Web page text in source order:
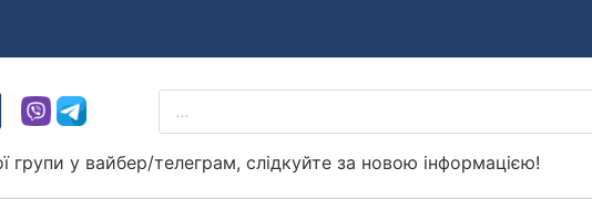
платформа в Україні
PRODUCTS
SEARCH
групи у вайбер/телеграм, слідкуйте за новою інформацією!